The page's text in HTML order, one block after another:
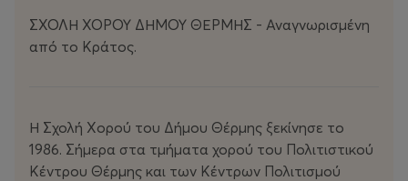
ΣΧΟΛΗ ΧΟΡΟΥ ΔΗΜΟΥ ΘΕΡΜΗΣ - Αναγνωρισμένη
από το Κράτος.
Η Σχολή Χορού του Δήμου Θέρμης ξεκίνησε το
1986. Σήμερα στα τμήματα χορού του Πολιτιστικού
Κέντρου Θέρμης και των Κέντρων Πολιτισμού